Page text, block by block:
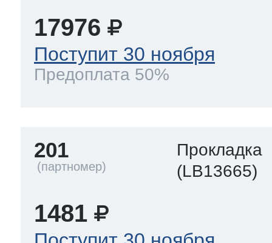
17976
Поступит 30 ноября
Предоплата 50%
201
Прокладка
(LB13665)
1481